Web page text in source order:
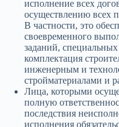
исполнение всех
осуществлению всех
В частности, это
своевременного
заданий,
комплектация
инженерным и
стройматериалами и
Лица, которыми
полную
последствия
исполнения